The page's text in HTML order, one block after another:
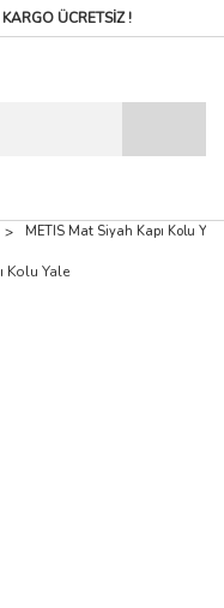
KARGO ÜCRETSİZ !
METIS Mat Siyah Kapı Kolu Yale